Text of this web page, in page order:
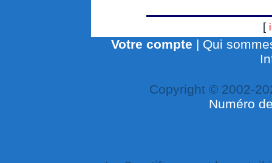
[
Votre compte | Qui
Copyright © 2002-
Numéro